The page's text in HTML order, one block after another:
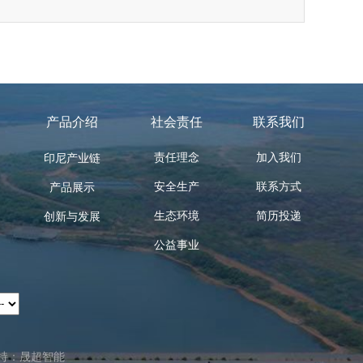
产品介绍
印尼产业链
产品展示
创新与发展
社会责任
责任理念
安全生产
生态环境
公益事业
联系我们
加入我们
联系方式
简历投递
：晟超智能